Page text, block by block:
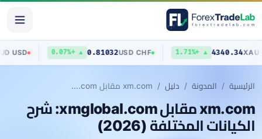
▲ +1.71%
USD/CHF
0.81032
▲ +0.07%
AUD/USD
0.70403
الرئيسية المدونة دليل xm.com مقابل xmglobal.com: شرح الكيانات المختلفة (2026)
xm.com مقابل xmglobal.com: شرح
الكيانات المختلفة (2026)